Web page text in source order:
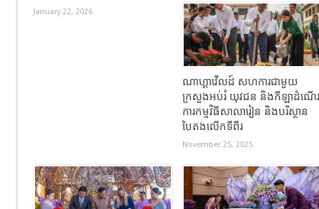
January 22, 2026
ណាហ្គាវើលដ៍ សហការជាមួយ
ក្រសួងអប់រំ យុវជន និងកីឡាដំណើរ
ការកម្មវិធីសាលារៀន និងបរិស្ថាន
បៃតងលើកទីពីរ
November 25, 2025